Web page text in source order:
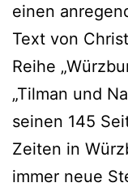
einen
Text von
Reihe
„Tilman und
seinen 145
Zeiten in
immer neue